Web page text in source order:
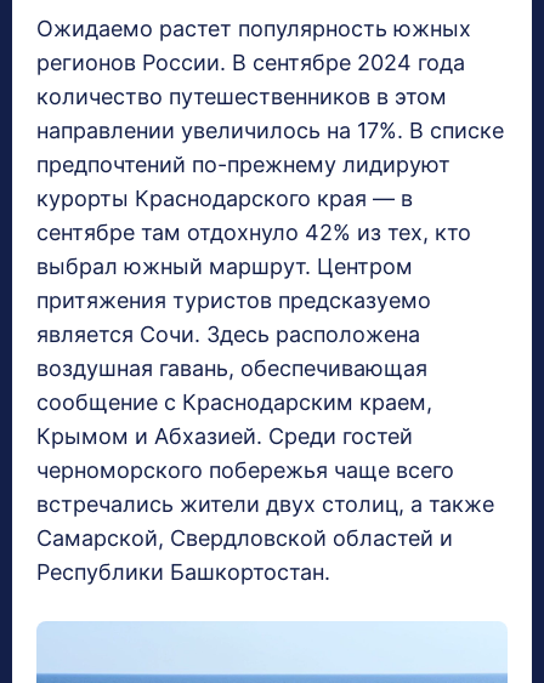
Ожидаемо растет популярность южных
регионов России. В сентябре 2024 года
количество путешественников в этом
направлении увеличилось на 17%. В списке
предпочтений по-прежнему лидируют
курорты Краснодарского края — в
сентябре там отдохнуло 42% из тех, кто
выбрал южный маршрут. Центром
притяжения туристов предсказуемо
является Сочи. Здесь расположена
воздушная гавань, обеспечивающая
сообщение с Краснодарским краем,
Крымом и Абхазией. Среди гостей
черноморского побережья чаще всего
встречались жители двух столиц, а также
Самарской, Свердловской областей и
Республики Башкортостан.